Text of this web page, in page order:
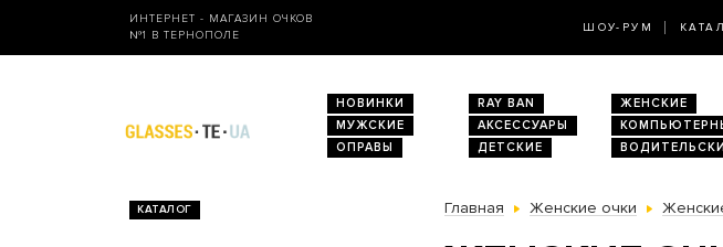
ИНТЕРНЕТ - МАГАЗИН ОЧКОВ
№1 В ТЕРНОПОЛЕ
ШОУ-РУМ
НОВИНКИ RAY BAN
ЖЕНСКИЕ
МУЖСКИЕ
АКСЕССУАРЫ
ОПРАВЫ
ДЕТСКИЕ
КАТАЛОГ Главная Женские очки